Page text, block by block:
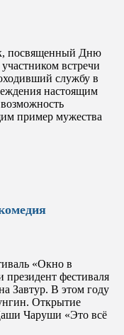
посвященный Дню
встречи
службу в
настоящим
пример мужества
«Окно в
фестиваля
Завтур. В этом году
Открытие
Чаруши «Это всё